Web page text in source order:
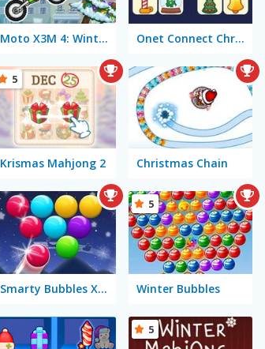
Moto X3M 4: Winter Onet Connect Christmas
Krismas Mahjong 2
5
Christmas Chain
Smarty Bubbles X-MAS Edition Winter Bubbles
5
5